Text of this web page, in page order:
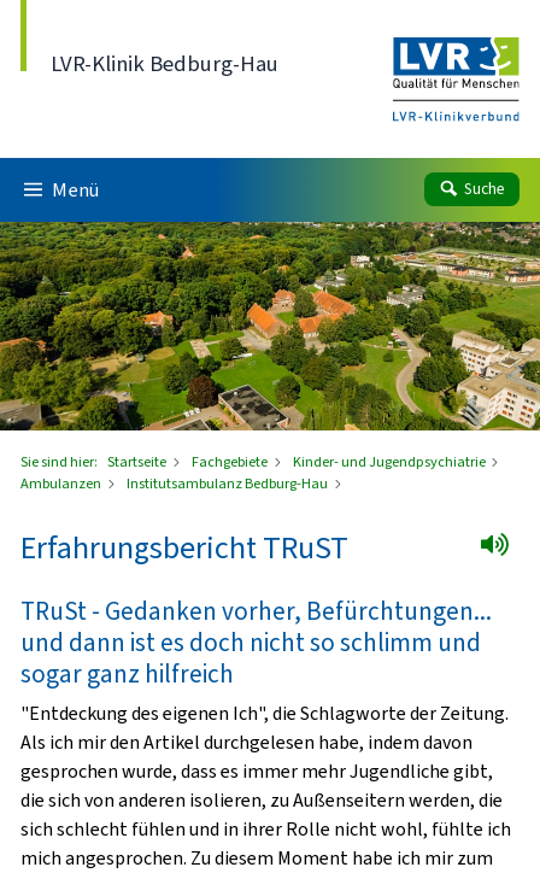
LVR-Klinik Bedburg-Hau
Menü Suche
Sie sind hier: Startseite Fachgebiete
Kinder- und Jugendpsychiatrie
Ambulanzen
Institutsambulanz Bedburg-Hau
Erfahrungsbericht TRuST
TRuSt - Gedanken vorher, Befürchtungen...
und dann ist es doch nicht so schlimm und
sogar ganz hilfreich
"Entdeckung des eigenen Ich", die Schlagworte der Zeitung.
Als ich mir den Artikel durchgelesen habe, indem davon
gesprochen wurde, dass es immer mehr Jugendliche gibt,
die sich von anderen isolieren, zu Außenseitern werden, die
sich schlecht fühlen und in ihrer Rolle nicht wohl, fühlte ich
mich angesprochen. Zu diesem Moment habe ich mir zum